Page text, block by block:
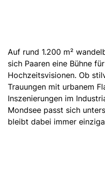
Auf rund 1.200 m²
sich Paaren eine Bühne
Hochzeitsvisionen. Ob
Trauungen mit urbanem
Inszenierungen im
Mondsee passt sich
bleibt dabei immer